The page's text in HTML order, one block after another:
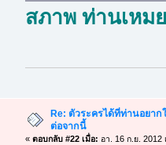
สภาพ ท่านเหม
Re: ตัวระครได้ที่ท่านอยา
ต่อจากนี้
« ตอบกลับ #22 เมื่อ: อา. 16 ก.ย. 2012